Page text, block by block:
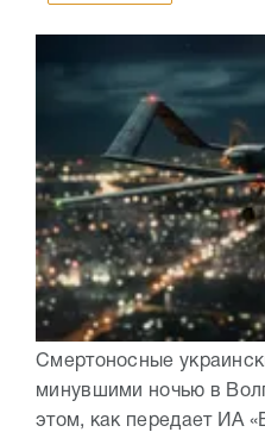
Смертоносные
минувшими ночью в
этом, как передает ИА